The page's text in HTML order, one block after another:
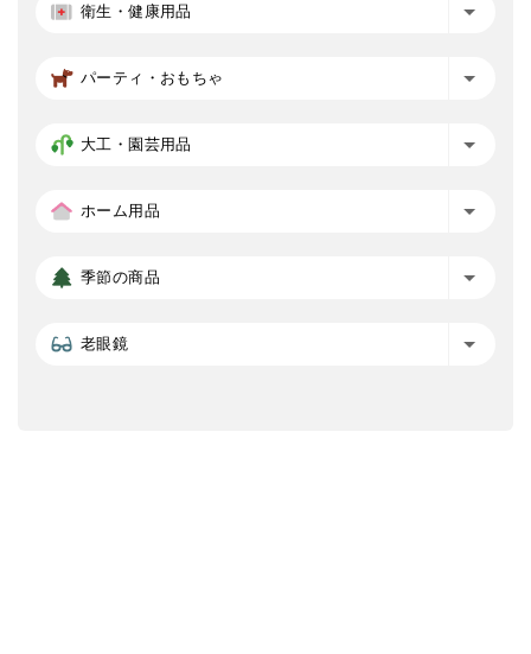
衛生・健康用品
パーティ・おもちゃ
大工・園芸用品
ホーム用品
季節の商品
老眼鏡